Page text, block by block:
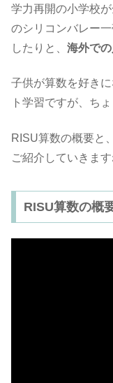
学力再開の小学校
のシリコンバレー
したりと、 海外で
子供が算数を好き
ト学習ですが、ち
RISU算数の概要と
ご紹介していきます
RISU算数の概